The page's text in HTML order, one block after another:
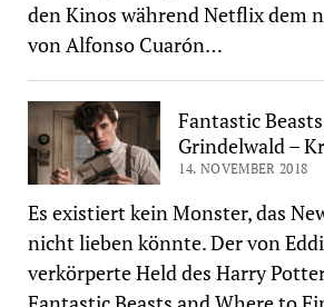
den Kinos während Netflix dem
von Alfonso Cuarón…
Fantastic
Grindelwald –
14. NOVEMBER 2018
Es existiert kein Monster, das
nicht lieben könnte. Der von
verkörperte Held des Harry